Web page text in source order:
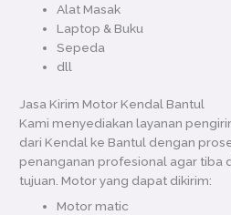
Alat Masak
Laptop & Buku
Sepeda
dll
Jasa Kirim Motor Kendal Bantul
Kami menyediakan layanan
dari Kendal ke Bantul dengan
penanganan profesional agar tiba
tujuan. Motor yang dapat dikirim:
Motor matic